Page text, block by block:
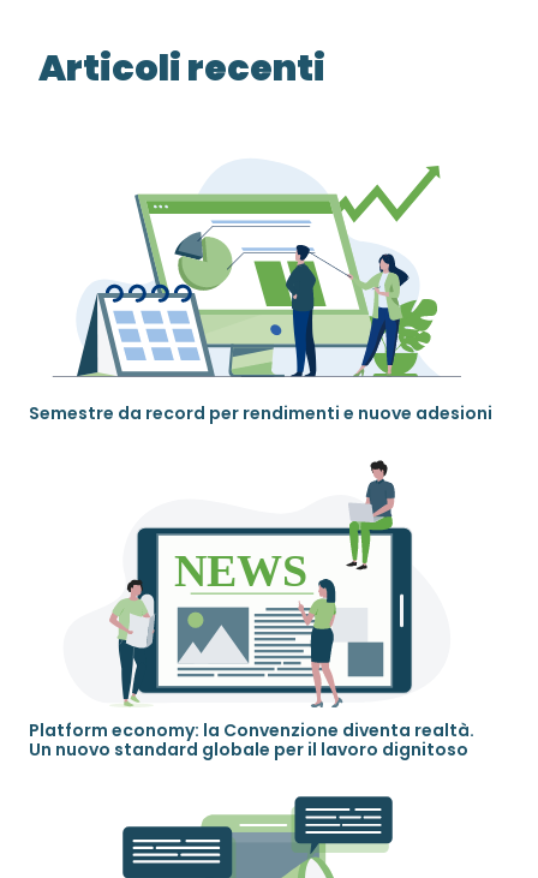
Articoli recenti
Semestre da record per rendimenti e nuove adesioni
Platform economy: la Convenzione diventa realtà.
Un nuovo standard globale per il lavoro dignitoso